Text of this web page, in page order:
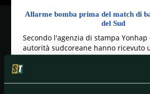
Allarme bomba prima del match di
del Sud
Secondo l'agenzia di stampa Yonhap
autorità sudcoreane hanno ricevuto
segnalazione da un dipendente del
generale della Corea del Sud a